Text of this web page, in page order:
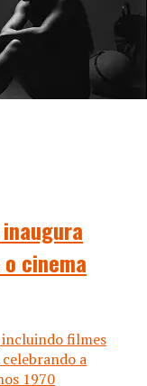
cinema
incluindo filmes
a
1970